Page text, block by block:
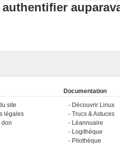
site
légales
don
Documentation
Découvrir Linux
Trucs & Astuces
Léannuaire
Logithèque
Pilothèque